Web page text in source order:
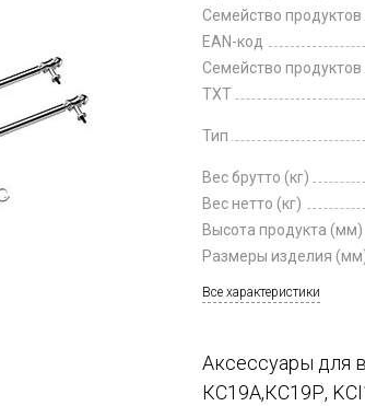
Семейство продуктов
EAN-код
Семейство продуктов
TXT
Тип
Вес брутто (кг)
Вес нетто (кг)
Высота продукта (мм)
Размеры изделия
Все характеристики
Аксессуары для
КС19А,КС19Р,